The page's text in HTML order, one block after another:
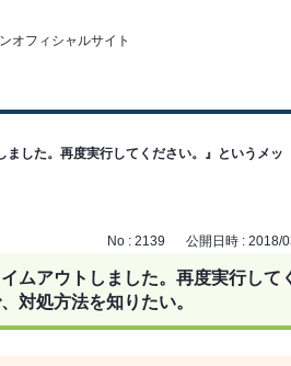
ました。再度実行してください。』というメッ
No : 2139 公開日時 : 2018/
イムアウトしました。再度実行し
対処方法を知りたい。